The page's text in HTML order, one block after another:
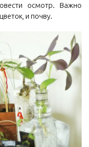
осмотр. Важно
и почву.